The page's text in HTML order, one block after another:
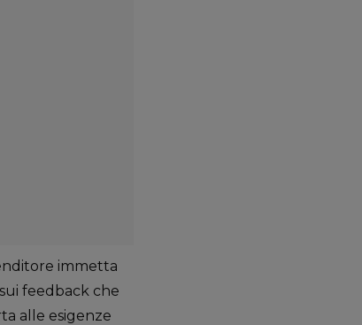
immetta
feedback che
alle esigenze